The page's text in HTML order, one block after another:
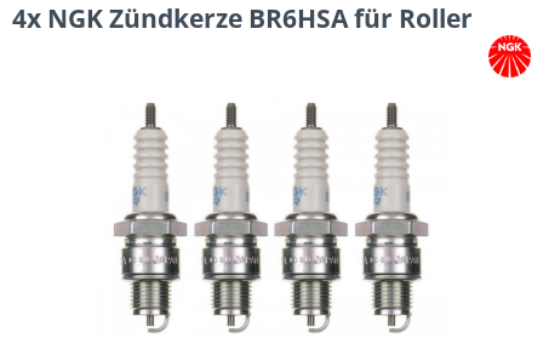
4x NGK Zündkerze BR6HSA für Roller